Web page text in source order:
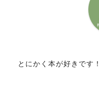
とにかく本が好きです！